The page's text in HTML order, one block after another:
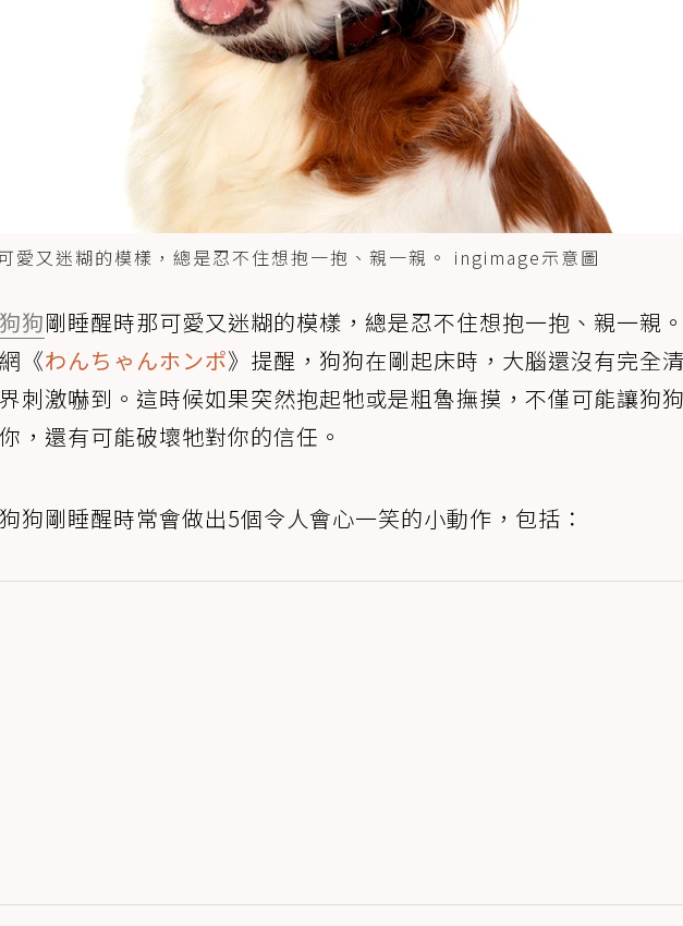
愛又迷糊的模樣，總是忍不住想抱一抱、親一親。 ingimage示意圖
狗狗剛睡醒時那可愛又迷糊的模樣，總是忍不住想抱一抱、親一親
《わんちゃんホンポ》提醒，狗狗在剛起床時，大腦還沒有完全清
刺激嚇到。這時候如果突然抱起牠或是粗魯撫摸，不僅可能讓狗
，還有可能破壞牠對你的信任。
狗剛睡醒時常會做出5個令人會心一笑的小動作，包括：